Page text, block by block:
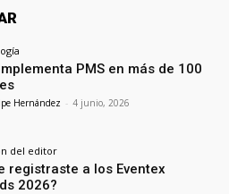
PMS en más de 100
Hernández - 4 junio, 2026
del editor
registraste a los Eventex
2026?